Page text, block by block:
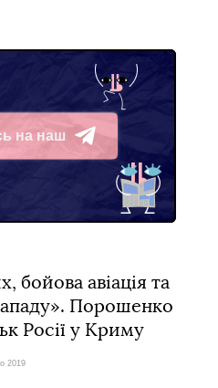
на наш
бойова авіація та
Порошенко
Росії у Криму
2019